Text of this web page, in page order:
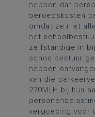
hebben dat
beroepskosten
omdat ze niet
het
zelfstandige in
schoolbestuur
hebben
van die
270MLH bij hun
vergoeding voor